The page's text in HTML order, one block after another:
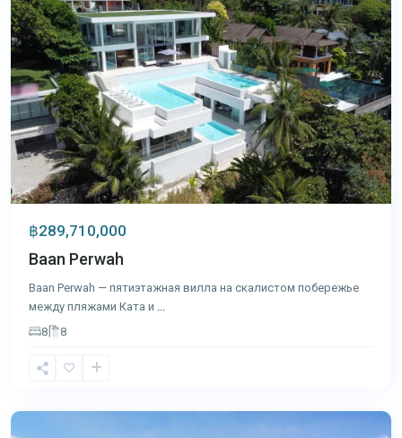
฿289,710,000
Baan Perwah
Baan Perwah — пятиэтажная вилла на скалистом побережье
между пляжами Ката и ...
8
8
Лаян